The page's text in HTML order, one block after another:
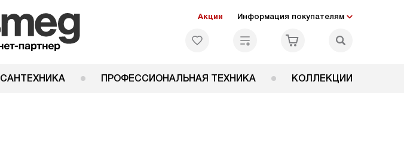
Акции Информация покупателям
САНТЕХНИКА ПРОФЕССИОНАЛЬНАЯ ТЕХНИКА КОЛЛЕКЦИИ